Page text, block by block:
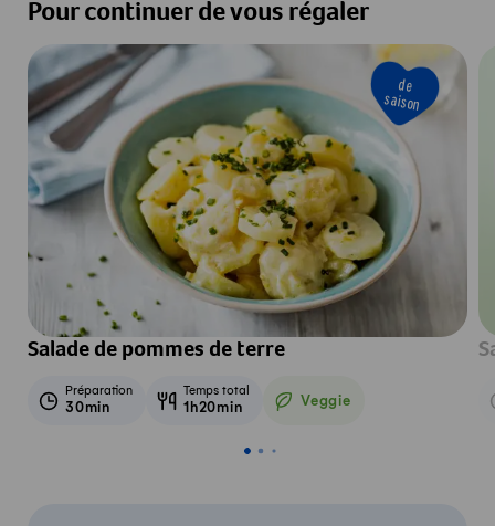
Pour continuer de vous régaler
de
saison
Salade de pommes de terre
Préparation
30min
Temps total
1h20min Veggie
Veggie